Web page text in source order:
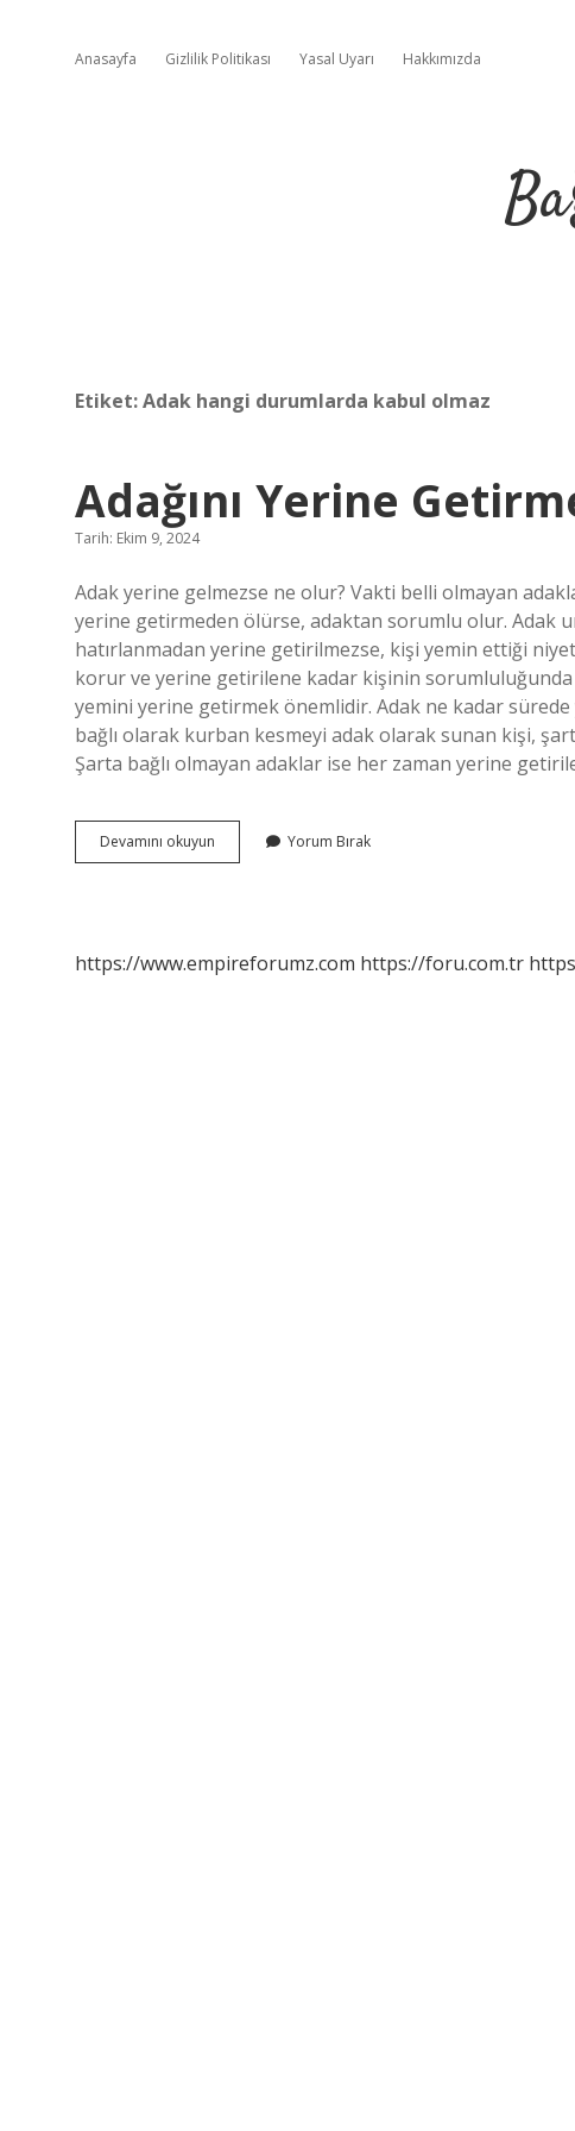
Anasayfa Gizlilik Politikası Yasal Uyarı Hakkımızda
Etiket:Adak hangi durumlarda kabul olmaz
Adağını Yerine
Tarih: Ekim 9, 2024
Adak yerine gelmezse ne olur? Vakti belli olmayan
yerine getirmeden ölürse, adaktan sorumlu olur. Adak
hatırlanmadan yerine getirilmezse, kişi yemin ettiği
korur ve yerine getirilene kadar kişinin sorumluluğunda
yemini yerine getirmek önemlidir. Adak ne kadar sürede
bağlı olarak kurban kesmeyi adak olarak sunan kişi,
Şarta bağlı olmayan adaklar ise her zaman yerine
Devamını okuyun
Yerine
Yorum Bırak
https://www.empireforumz.com https://foru.com.tr